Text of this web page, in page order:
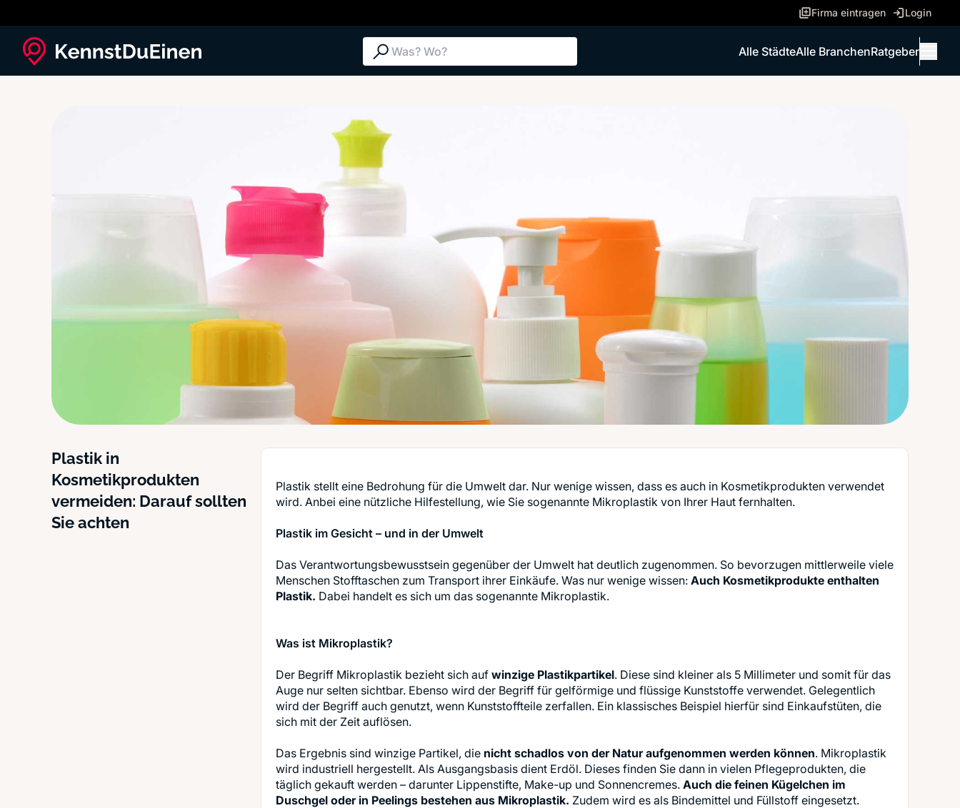
Firma eintragen Login
Suche: Was? Wo?
Alle StädteAlle BranchenRatgeber
Plastik in
Kosmetikprodukten
vermeiden: Darauf sollten
Sie achten
Plastik stellt eine Bedrohung für die Umwelt dar. Nur wenige wissen, dass es auch in Kosmetikprodukten verwendet
wird. Anbei eine nützliche Hilfestellung, wie Sie sogenannte Mikroplastik von Ihrer Haut fernhalten.
Plastik im Gesicht – und in der Umwelt
Das Verantwortungsbewusstsein gegenüber der Umwelt hat deutlich zugenommen. So bevorzugen mittlerweile viele
Menschen Stofftaschen zum Transport ihrer Einkäufe. Was nur wenige wissen: Auch Kosmetikprodukte enthalten
Plastik. Dabei handelt es sich um das sogenannte Mikroplastik.
Was ist Mikroplastik?
Der Begriff Mikroplastik bezieht sich auf winzige Plastikpartikel. Diese sind kleiner als 5 Millimeter und somit für das
Auge nur selten sichtbar. Ebenso wird der Begriff für gelförmige und flüssige Kunststoffe verwendet. Gelegentlich
wird der Begriff auch genutzt, wenn Kunststoffteile zerfallen. Ein klassisches Beispiel hierfür sind Einkaufstüten, die
sich mit der Zeit auflösen.
Das Ergebnis sind winzige Partikel, die nicht schadlos von der Natur aufgenommen werden können. Mikroplastik
wird industriell hergestellt. Als Ausgangsbasis dient Erdöl. Dieses finden Sie dann in vielen Pflegeprodukten, die
täglich gekauft werden – darunter Lippenstifte, Make-up und Sonnencremes. Auch die feinen Kügelchen im
Duschgel oder in Peelings bestehen aus Mikroplastik. Zudem wird es als Bindemittel und Füllstoff eingesetzt.